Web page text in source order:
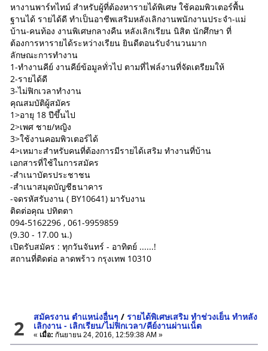
หางานพาร์ทไทม์ สำหรับผู้ที่ต้องหารายได้พิเศษ ใช้คอมพิวเตอร์พื้น
ฐานได้ รายได้ดี ทำเป็นอาชีพเสริมหลังเลิกงานพนักงานประจำ-แม่
บ้าน-คนท้อง งานพิเศษกลางคืน หลังเลิกเรียน นิสิต นักศึกษา ที่
ต้องการหารายได้ระหว่างเรียน ยินดีตอนรับจำนวนมาก
ลักษณะการทำงาน
1-ทำงานคีย์ งานคีย์ข้อมูลทั่วไป ตามที่ไฟล์งานที่จัดเตรียมให้
2-รายได้ดี
3-ไม่ฟิกเวลาทำงาน
คุณสมบัติผู้สมัคร
1>อายุ 18 ปีขึ้นไป
2>เพศ ชาย/หญิง
3>ใช้งานคอมพิวเตอร์ได้
4>เหมาะสำหรับคนที่ต้องการมีรายได้เสริม ทำงานที่บ้าน
เอกสารที่ใช้ในการสมัคร
-สำเนาบัตรประชาชน
-สำเนาสมุดบัญชีธนาคาร
-จดรหัสรับงาน ( BY10641) มารับงาน
ติดต่อคุณ ปทิตตา
094-5162296 , 061-9959859
(9.30 - 17.00 น.)
เปิดรับสมัคร : ทุกวันจันทร์ - อาทิตย์ ......!
สถานที่ติดต่อ ลาดพร้าว กรุงเทพ 10310
2 สมัครงาน ตำแหน่งอื่นๆ /รายได้พิเศษเสริม ทำช่วงเย็น ทำหลัง
เลิกงาน - เลิกเรียน/ไม่ฟิกเวลา/คีย์งานผ่านเน็ต
« เมื่อ: กันยายน 24, 2016, 12:59:38 AM »